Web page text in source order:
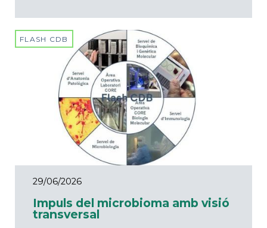
FLASH CDB
29/06/2026
Impuls del microbioma amb visió
transversal